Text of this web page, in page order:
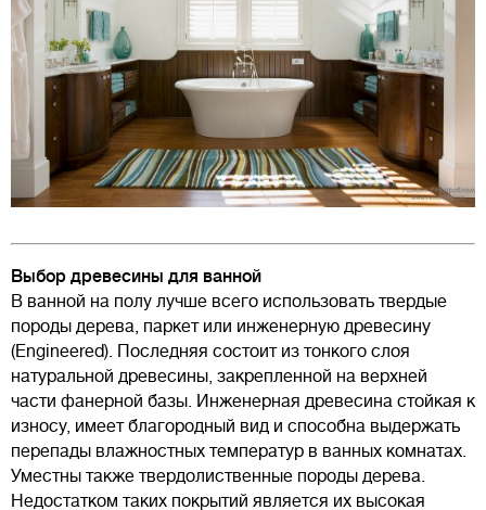
Выбор древесины для ванной
В ванной на полу лучше всего использовать твердые
породы дерева, паркет или инженерную древесину
(Engineered). Последняя состоит из тонкого слоя
натуральной древесины, закрепленной на верхней
части фанерной базы. Инженерная древесина стойкая к
износу, имеет благородный вид и способна выдержать
перепады влажностных температур в ванных комнатах.
Уместны также твердолиственные породы дерева.
Недостатком таких покрытий является их высокая